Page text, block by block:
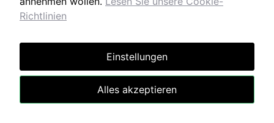
mit ausdrücklicher Einwilligung der
Person erfolgt.
Der Verantwortliche trifft angemessene
um die Rechte und Freiheiten sowie die
Interessen der betroffenen Person zu wahren,
mindestens das Recht auf Erwirkung des
einer Person seitens des Verantwortlichen, auf
Richtlinien
Einstellungen
Alles akzeptieren